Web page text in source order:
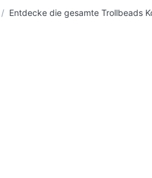
Startseite
Entdecke die gesamte Trollbeads